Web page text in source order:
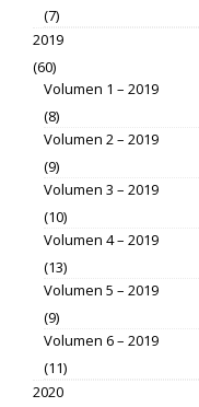
(7)
2019
(60)
Volumen 1 – 2019
(8)
Volumen 2 – 2019
(9)
Volumen 3 – 2019
(10)
Volumen 4 – 2019
(13)
Volumen 5 – 2019
(9)
Volumen 6 – 2019
(11)
2020